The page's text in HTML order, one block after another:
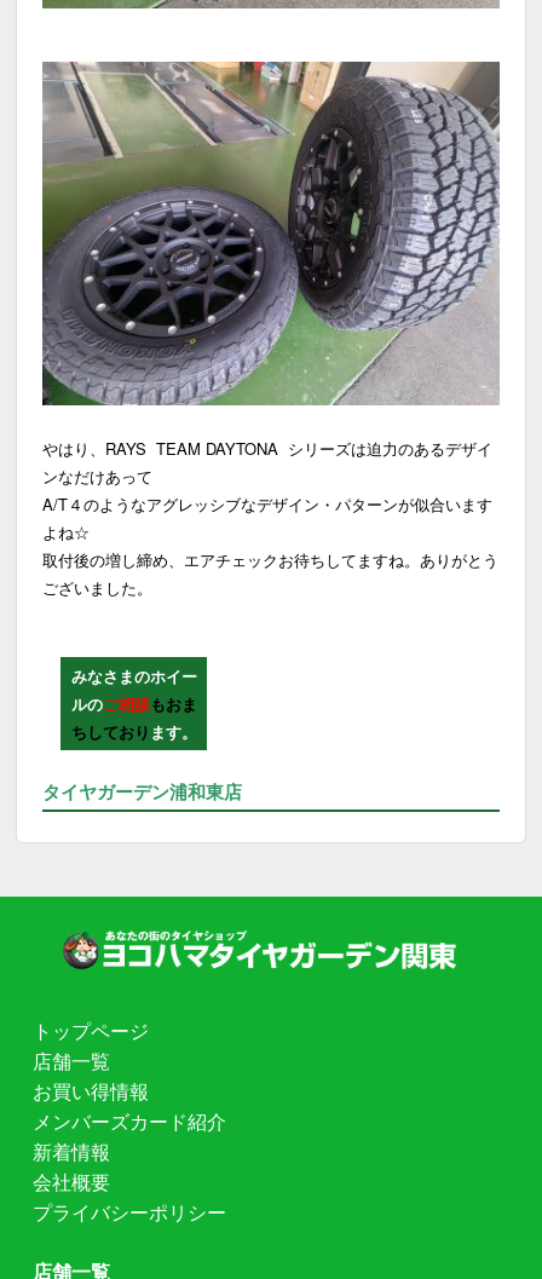
やはり、RAYS TEAM DAYTONA シリーズは迫力のあるデザイ
ンなだけあって
A/T４のようなアグレッシブなデザイン・パターンが似合います
よね☆
取付後の増し締め、エアチェックお待ちしてますね。ありがとう
ございました。
みなさまのホイー
ルのご相談もおま
ちしており ます。
タイヤガーデン浦和東店
トップページ
店舗一覧
お買い得情報
メンバーズカード紹介
新着情報
会社概要
プライバシーポリシー
店舗一覧